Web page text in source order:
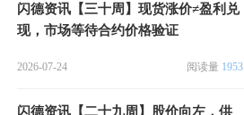
闪德资讯【三十周】现货涨价≠盈利兑
现，市场等待合约价格验证
2026-07-24 阅读量 1953
闪德资讯【二十九周】股价向左，供